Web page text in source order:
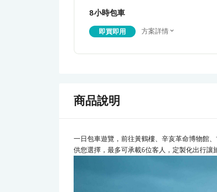
8小時包車
即買即用 方案詳情
商品說明
一日包車遊覽，前往黃鶴樓、辛亥革命博物館
供您選擇，最多可承載6位客人，定製化出行讓